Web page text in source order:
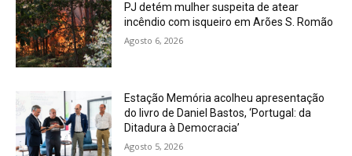
PJ detém mulher suspeita de atear
incêndio com isqueiro em Arões S. Romão
Agosto 6, 2026
Estação Memória acolheu apresentação
do livro de Daniel Bastos, ‘Portugal: da
Ditadura à Democracia’
Agosto 5, 2026